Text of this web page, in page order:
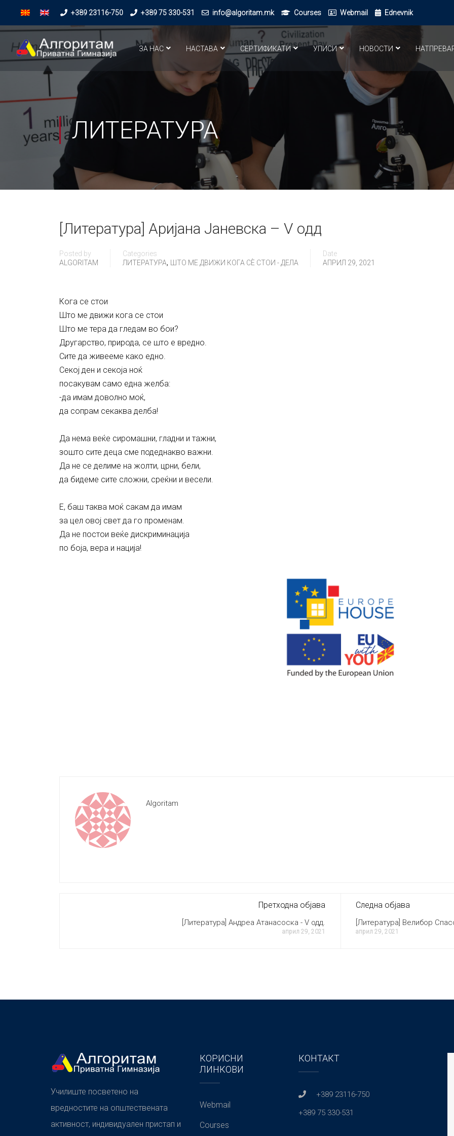
+389 23116-750 +389 75 330-531 info@algoritam.mk Courses Webmail Ednevnik
ЗА НАС НАСТАВА СЕРТИФИКАТИ УПИСИ НОВОСТИ
ЛИТЕРАТУРА
[Литература] Аријана Јаневска – V одд
Posted by
ALGORITAM
Categories
ЛИТЕРАТУРА, ШТО МЕ ДВИЖИ КОГА СÈ СТОИ - ДЕЛА
Date
АПРИЛ 29, 2021
Кога се стои
Што ме движи кога се стои
Што ме тера да гледам во бои?
Другарство, природа, се што е вредно.
Сите да живееме како едно.
Секој ден и секоја ноќ
посакувам само една желба:
-да имам доволно моќ,
да сопрам секаква делба!
Да нема веќе сиромашни, гладни и тажни,
зошто сите деца сме подеднакво важни.
Да не се делиме на жолти, црни, бели,
да бидеме сите сложни, среќни и весели.
Е, баш таква моќ сакам да имам
за цел овој свет да го променам.
Да не постои веќе дискриминација
по боја, вера и нација!
Algoritam
Претходна објава
[Литература] Андреа Атанасоска - V одд.
април 29, 2021
Следна објава
[Литература] Велибор
април 29, 2021
Училиште посветено на
вредностите на општествената
активност, индивидуален пристап и
КОРИСНИ
ЛИНКОВИ
Webmail
Courses
КОНТАКТ
+389 23116-750
+389 75 330-531